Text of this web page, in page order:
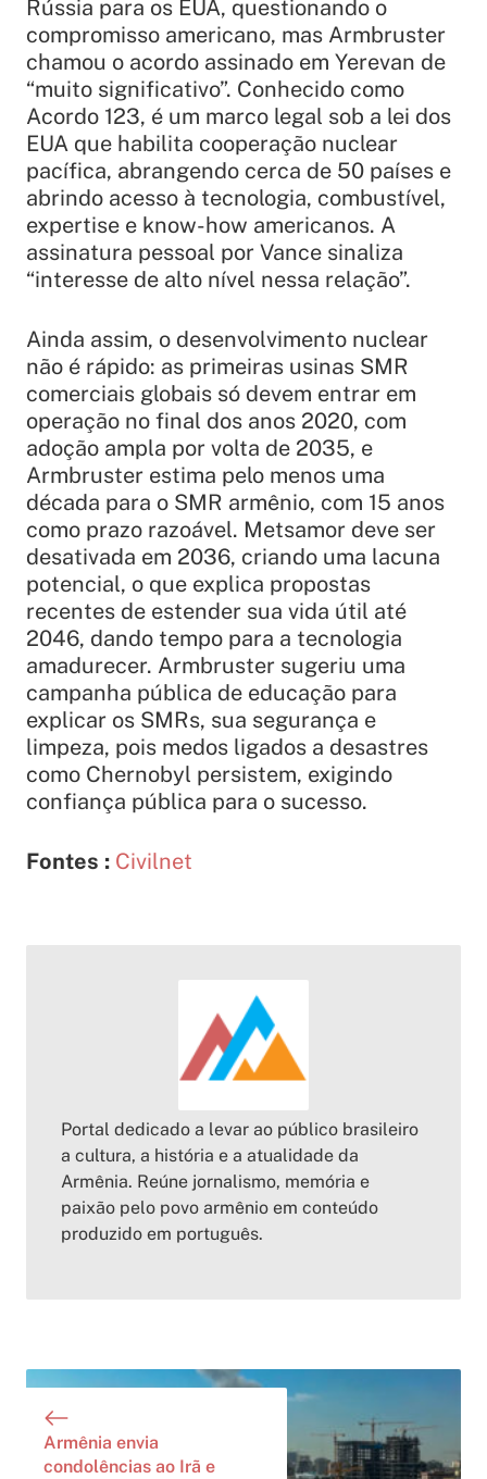
Rússia para os EUA, questionando o
compromisso americano, mas Armbruster
chamou o acordo assinado em Yerevan de
“muito significativo”. Conhecido como
Acordo 123, é um marco legal sob a lei dos
EUA que habilita cooperação nuclear
pacífica, abrangendo cerca de 50 países e
abrindo acesso à tecnologia, combustível,
expertise e know-how americanos. A
assinatura pessoal por Vance sinaliza
“interesse de alto nível nessa relação”.
Ainda assim, o desenvolvimento nuclear
não é rápido: as primeiras usinas SMR
comerciais globais só devem entrar em
operação no final dos anos 2020, com
adoção ampla por volta de 2035, e
Armbruster estima pelo menos uma
década para o SMR armênio, com 15 anos
como prazo razoável. Metsamor deve ser
desativada em 2036, criando uma lacuna
potencial, o que explica propostas
recentes de estender sua vida útil até
2046, dando tempo para a tecnologia
amadurecer. Armbruster sugeriu uma
campanha pública de educação para
explicar os SMRs, sua segurança e
limpeza, pois medos ligados a desastres
como Chernobyl persistem, exigindo
confiança pública para o sucesso.
Fontes : Civilnet
Portal dedicado a levar ao público brasileiro
a cultura, a história e a atualidade da
Armênia. Reúne jornalismo, memória e
paixão pelo povo armênio em conteúdo
produzido em português.
Armênia envia
condolências ao Irã e